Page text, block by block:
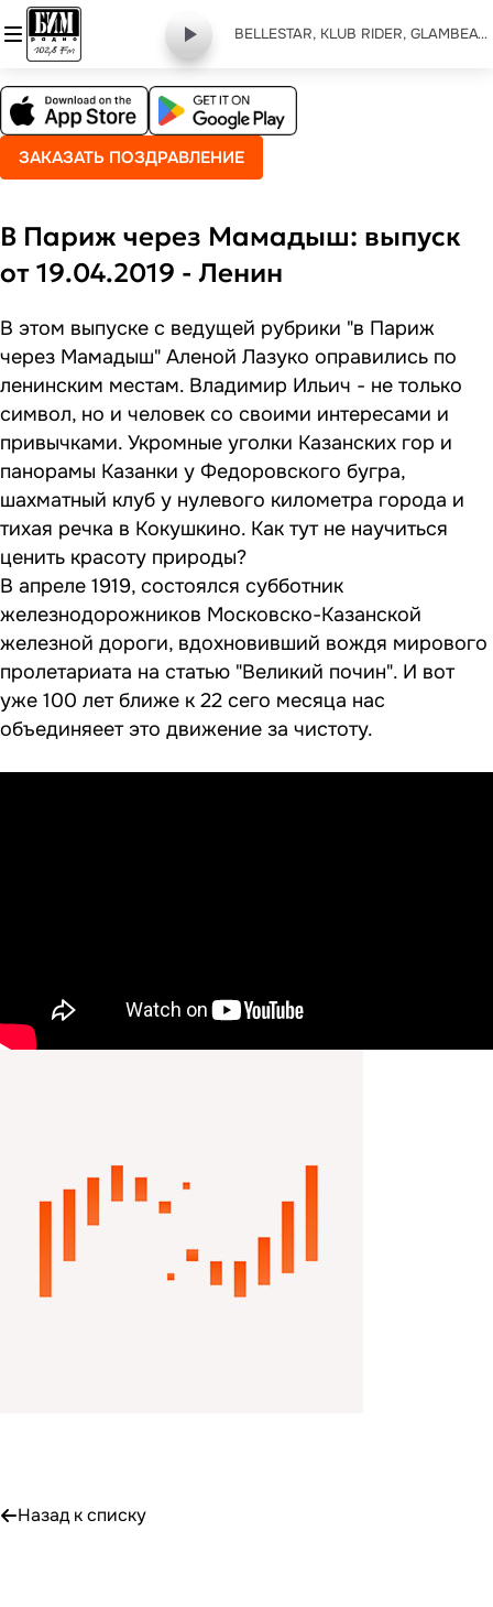
BELLESTAR, KLUB RIDER, GLAMBEATS CORP - how deep is your love
ЗАКАЗАТЬ ПОЗДРАВЛЕНИЕ
В Париж через Мамадыш: выпуск
от 19.04.2019 - Ленин
В этом выпуске с ведущей рубрики "в Париж
через Мамадыш" Аленой Лазуко оправились по
ленинским местам. Владимир Ильич - не только
символ, но и человек со своими интересами и
привычками. Укромные уголки Казанских гор и
панорамы Казанки у Федоровского бугра,
шахматный клуб у нулевого километра города и
тихая речка в Кокушкино. Как тут не научиться
ценить красоту природы?
В апреле 1919, состоялся субботник
железнодорожников Московско-Казанской
железной дороги, вдохновивший вождя мирового
пролетариата на статью "Великий почин". И вот
уже 100 лет ближе к 22 сего месяца нас
объединяеет это движение за чистоту.
Назад к списку